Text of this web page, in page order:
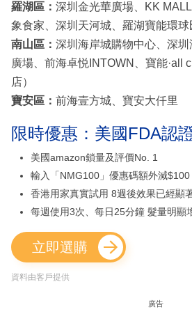
羅湖區： 深圳金光華廣場、KK
象食家、深圳天河城、羅湖寶能環球
南山區： 深圳海岸城購物中心、深
廣場、前海卓悦INTOWN、寶能·all
店）
寶安區： 前海壹方城、寶安大仟里
限時優惠：美國FDA認
美國amazon鎖量及評價No. 1
輸入「NMG100」優惠碼額外減$100
香港用家真實試用 8週後效果已經顯
每週使用3次、每日25分鐘 髮量明顯
立即選購
資料由客戶提供
廣告